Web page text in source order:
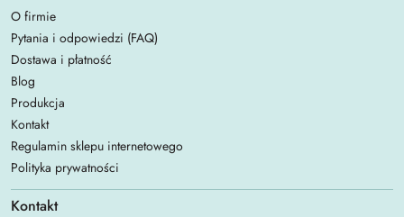
O firmie
Pytania i odpowiedzi (FAQ)
Dostawa i płatność
Blog
Produkcja
Kontakt
Regulamin sklepu internetowego
Polityka prywatności
Kontakt